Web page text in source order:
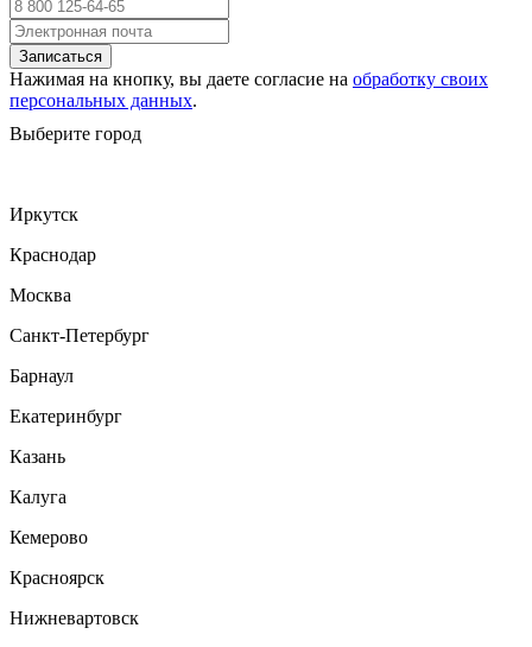
Записаться
Нажимая на кнопку, вы даете согласие на обработку своих
персональных данных.
Выберите город
Иркутск
Краснодар
Москва
Санкт-Петербург
Барнаул
Екатеринбург
Казань
Калуга
Кемерово
Красноярск
Нижневартовск